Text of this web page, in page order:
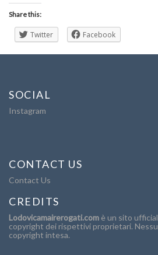
Share this:
Twitter Facebook
SOCIAL
Instagram
CONTACT US
Contact Us
CREDITS
Lodovicamairerogati.com è un sito
copyright dei rispettivi proprietari.
copyright intesa.